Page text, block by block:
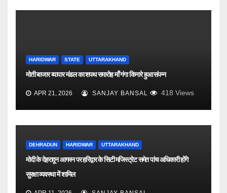
HARIDWAR STATE UTTARAKHAND
मोती बाजार व्यापार मंडल का शपथ समारोह माँ गंगा किनारे हुआ संपन्न
APR 21, 2026 SANJAY BANSAL 418 Views
DEHRADUN HARIDWAR UTTARAKHAND
मोदी के देहरादून आगमन पर हरिद्वार के सिटी मजिस्ट्रेट समेत पांच अधिकारी होंगे
सुरक्षा व्यवस्था में शामिल